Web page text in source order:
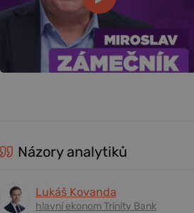
Názory analytiků
Lukáš Kovanda
hlavní ekonom Trinity Bank